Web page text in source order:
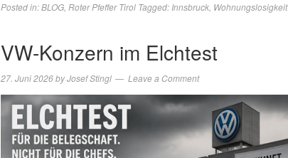
Posted in:BLOG Roter Pfeffer Tirol Tagged: Innsbruck Wohnungslosigkeit
VW-Konzern im Elchtest
27. Juni 2026byJosef Stingl Leave a Comment